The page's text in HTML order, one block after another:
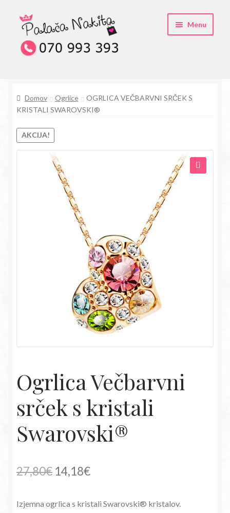
Skip
to
navigation
Skip
to
content
Menu
Pogosta vprašanja
Kontakt
Trgovina
Domov Ogrlice
OGRLICA VEČBARVNI SRČEK S
KRISTALI SWAROVSKI®
AKCIJA!
Ogrlica Večbarvni
srček s kristali
Swarovski®
27,80€ Izvirna
je
14,18€Trenutna
je:
Izjemna ogrlica s kristali Swarovski® kristalov.